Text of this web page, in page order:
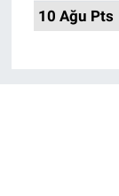
10 Ağu Pts